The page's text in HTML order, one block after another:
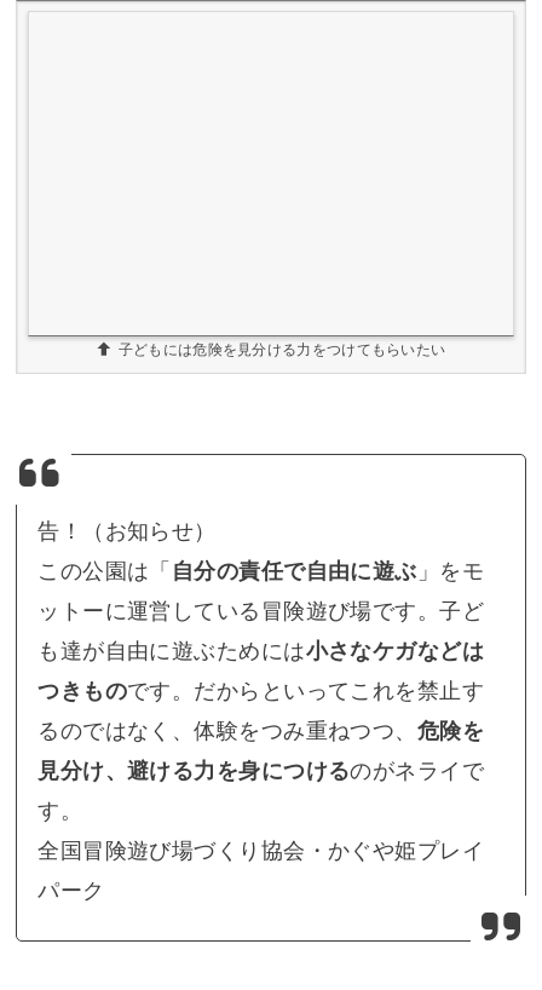
子どもには危険を見分ける力をつけてもらいたい
告！（お知らせ）
この公園は「 自分の責任で自由に遊ぶ 」をモ
ットーに運営している冒険遊び場です。子ど
も達が自由に遊ぶためには小さなケガなどは
つきものです。だからといってこれを禁止す
るのではなく、体験をつみ重ねつつ、 危険を
見分け、避ける力を身につけるのがネライで
す。
全国冒険遊び場づくり協会・かぐや姫プレイ
パーク